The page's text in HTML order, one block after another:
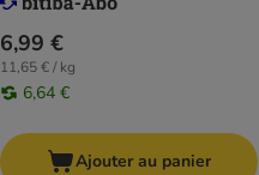
6,99 €
11,65 € / kg
6,64 €
Ajouter au panier